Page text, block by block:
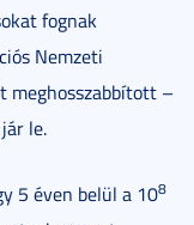
fognak
Nemzeti
meghosszabbított –
le.
5 éven belül a 108